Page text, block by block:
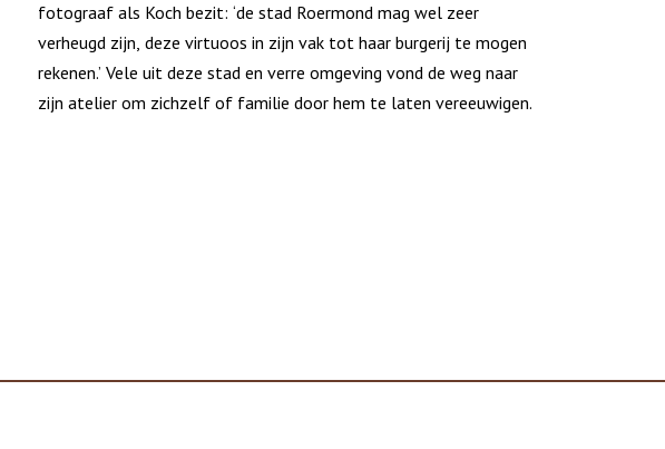
fotograaf als Koch bezit: ‘de stad Roermond mag wel zeer
verheugd zijn, deze virtuoos in zijn vak tot haar burgerij te mogen
rekenen.’ Vele uit deze stad en verre omgeving vond de weg naar
zijn atelier om zichzelf of familie door hem te laten vereeuwigen.